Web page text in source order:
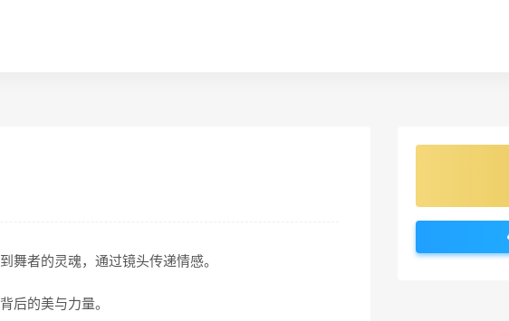
舞者的灵魂，通过镜头传递情感。
后的美与力量。